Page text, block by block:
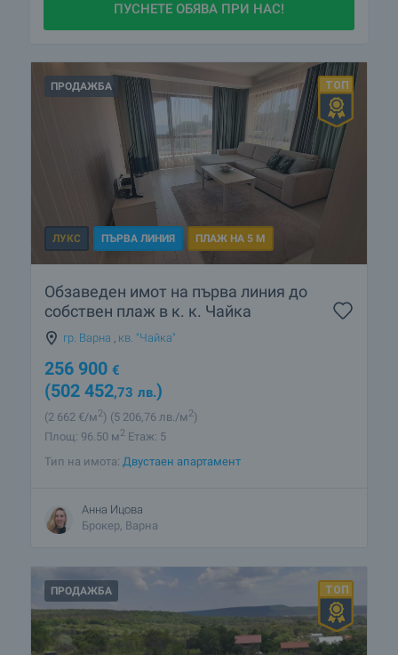
ПУСНЕТЕ ОБЯВА ПРИ НАС!
ПРОДАЖБА
ЛУКС ПЪРВА ЛИНИЯ ПЛАЖ НА 5 М
Обзаведен имот на първа линия до
собствен плаж в к. к. Чайка
гр. Варна кв. "Чайка"
256 900 €
(502 452,73 лв.)
(2 662 €/м2) (5 206 ,76 лв./м2)
Площ: 96.50 м2 Етаж: 5
Тип на имота: Двустаен апартамент
Анна Ицова
Брокер, Варна
ПРОДАЖБА